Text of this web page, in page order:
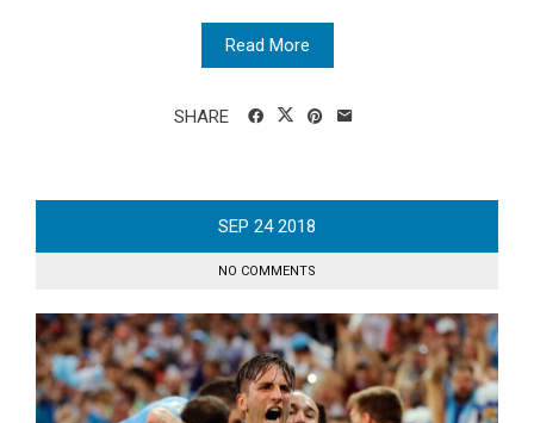
Read More
SHARE
SEP 24 2018
NO COMMENTS